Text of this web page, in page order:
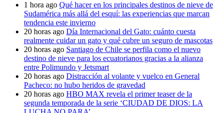
1 hora ago Qué hacer en los principales destinos de nieve de
Sudamérica más allá del esquí: las experiencias que marcan
tendencia este invierno
20 horas ago Día Internacional del Gato: cuánto cuesta
realmente cuidar un gato y qué cubre un seguro de mascotas
20 horas ago Santiago de Chile se perfila como el nuevo
destino de nieve para los ecuatorianos gracias a la alianza
entre Polimundo y Jetsmart
20 horas ago Distracción al volante y vuelco en General
Pacheco: no hubo heridos de gravedad
20 horas ago HBO MAX revela el primer teaser de la
segunda temporada de la serie ‘CIUDAD DE DIOS: LA